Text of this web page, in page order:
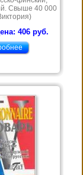
Свыше 40 000
406 руб.